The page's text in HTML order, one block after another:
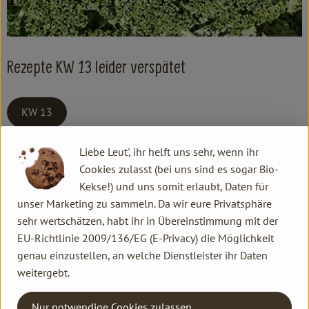
Kochen & Backen
Süß & Pikant
Getränke
Haushalt
Einkaufen
Über uns
Aktuelles
Erleben
Rezepte KW 13 leider verspätet
KW 13
Familie Hannen GbR
Neu Lammertzhof, 41564 Kaarst
02131 / 75747-0
info@lammertzhof.de
Kontakt Ökokiste
Familie Hannen Gemüse Abo
Neu Lammertzhof, 41564 Kaarst
02131 / 75747-17
Liebe Leut', ihr helft uns sehr, wenn ihr
Cookies zulasst (bei uns sind es sogar Bio-
Kekse!) und uns somit erlaubt, Daten für
unser Marketing zu sammeln. Da wir eure Privatsphäre
sehr wertschätzen, habt ihr in Übereinstimmung mit der
EU-Richtlinie 2009/136/EG (E-Privacy) die Möglichkeit
genau einzustellen, an welche Dienstleister ihr Daten
weitergebt.